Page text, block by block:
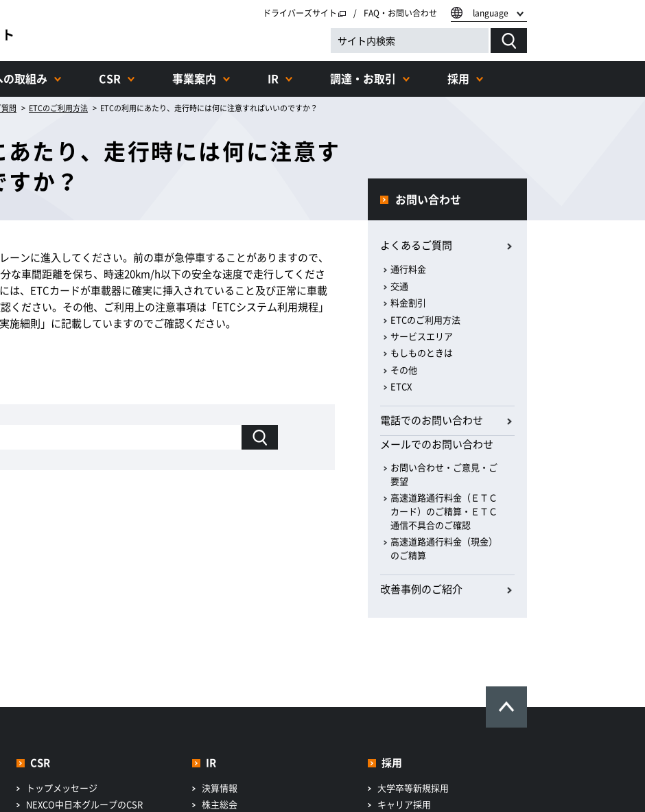
ドライバーズサイト FAQ・お問い合わせ language
の取組み CSR 事業案内 IR 調達・お取引 採用
問 ETCのご利用方法 ETCの利用にあたり、走行時には何に注意すればいいのですか？
あたり、走行時には何に注意す
か？
ーンに進入してください。前の車が急停車することがありますので、
な車間距離を保ち、時速20km/h以下の安全な速度で走行してくださ
は、ETCカードが車載器に確実に挿入されていること及び正常に車載
ください。その他、ご利用上の注意事項は「ETCシステム利用規程」
施細則」に記載していますのでご確認ください。
お問い合わせ
よくあるご質問
通行料金
交通
料金割引
ETCのご利用方法
サービスエリア
もしものときは
その他
ETCX
電話でのお問い合わせ
メールでのお問い合わせ
お問い合わせ・ご意見・ご
要望
高速道路通行料金（ＥＴＣ
カード）のご精算・ＥＴＣ
通信不具合のご確認
高速道路通行料金（現金）
のご精算
改善事例のご紹介
CSR
トップメッセージ
NEXCO中日本グループのCSR
IR
決算情報
株主総会
採用
大学卒等新規採用
キャリア採用